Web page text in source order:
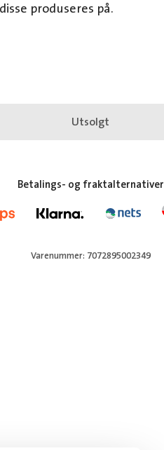
produseres på.
Utsolgt
Betalings- og fraktalternativer
Varenummer: 7072895002349